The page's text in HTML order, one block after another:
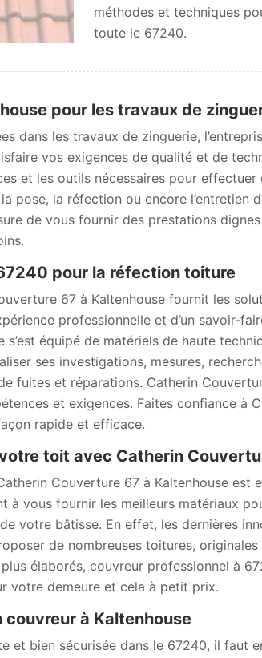
méthodes et techniques
toute le 67240.
pour les travaux de
dans les travaux de zinguerie,
vos exigences de qualité et de
et les outils nécessaires pour
pose, la réfection ou encore l’entretien
de vous fournir des prestations
pour la réfection toiture
67 à Kaltenhouse fournit les
professionnelle et d’un savoir-
s’est équipé de matériels de haute
ses investigations, mesures,
fuites et réparations. Catherin
et exigences. Faites confiance à
rapide et efficace.
toit avec Catherin
Couverture 67 à Kaltenhouse
à vous fournir les meilleurs matériaux
votre bâtisse. En effet, les dernières
de nombreuses toitures,
élaborés, couvreur professionnel à
votre demeure et cela à petit prix.
à Kaltenhouse
et bien sécurisée dans le 67240, il faut